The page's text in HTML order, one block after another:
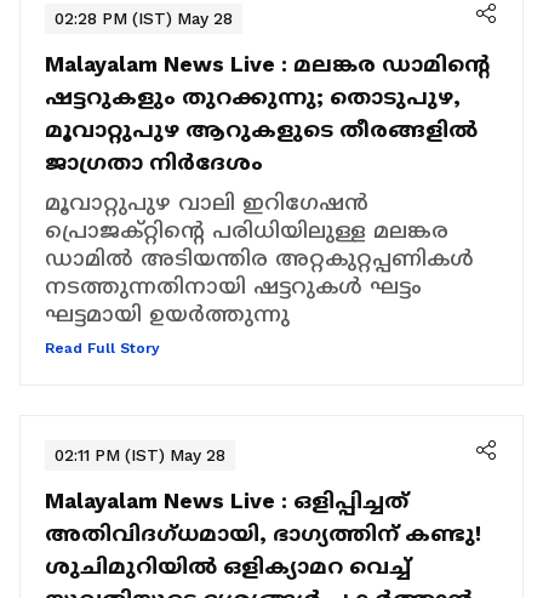
02:28 PM (IST) May 28
Malayalam News Live : മലങ്കര ഡാമിന്‍റെ
ഷട്ടറുകളും തുറക്കുന്നു; തൊടുപുഴ,
മൂവാറ്റുപുഴ ആറുകളുടെ തീരങ്ങളിൽ
ജാഗ്രതാ നിർദേശം
മൂവാറ്റുപുഴ വാലി ഇറിഗേഷൻ
പ്രൊജക്റ്റിന്റെ പരിധിയിലുള്ള മലങ്കര
ഡാമിൽ അടിയന്തിര അറ്റകുറ്റപ്പണികൾ
നടത്തുന്നതിനായി ഷട്ടറുകൾ ഘട്ടം
ഘട്ടമായി ഉയർത്തുന്നു
Read Full Story
02:11 PM (IST) May 28
Malayalam News Live : ഒളിപ്പിച്ചത്
അതിവിദഗ്ധമായി, ഭാഗ്യത്തിന് കണ്ടു!
ശുചിമുറിയിൽ ഒളിക്യാമറ വെച്ച്